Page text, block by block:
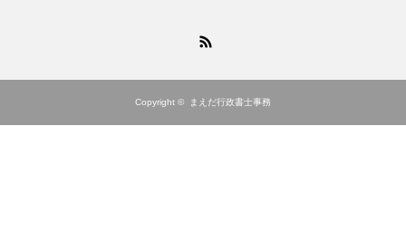
Copyright © まえだ行政書士事務